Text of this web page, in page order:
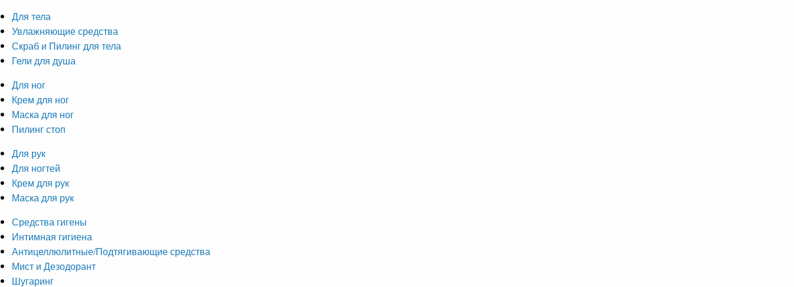
Для тела
Увлажняющие средства
Скраб и Пилинг для тела
Гели для душа
Для ног
Крем для ног
Маска для ног
Пилинг стоп
Для рук
Для ногтей
Крем для рук
Маска для рук
Средства гигены
Интимная гигиена
Антицеллюлитные/Подтягивающие средства
Мист и Дезодорант
Шугаринг